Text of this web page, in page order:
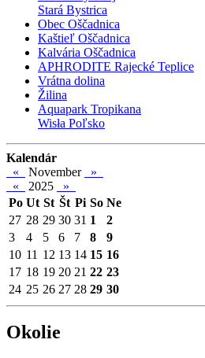
Stará Bystrica
Obec Oščadnica
Kaštieľ Oščadnica
Kalvária Oščadnica
APHRODITE Rajecké Teplice
Vrátna dolina
Žilina
Aquapark Tropikana
Wisła Poľsko
Kalendár
«
November
»
«
2025
»
Po Ut St Št Pi So Ne
27 28 29 30 31 1
2
3
4 5 6 7 8
9
10 11 12 13 14 15 16
17 18 19 20 21 22 23
24 25 26 27 28 29 30
Okolie